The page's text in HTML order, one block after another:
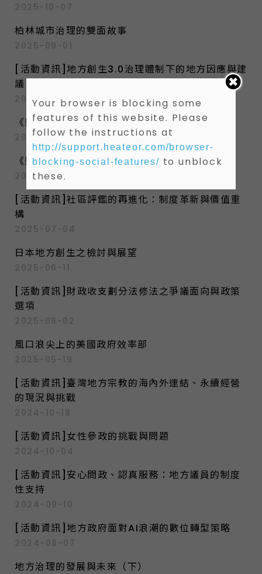
2025-10-07
柏林城市治理的雙面故事
2025-09-01
[活動資訊]地方創生3.0治理體制下的地方因應與建
議
2025-08-08
《財政收支劃分法》修法淺析（下）
2025-07-11
《財政收支劃分法》修法淺析（上）
2025-07-11
[活動資訊]社區評鑑的再進化：制度革新與價值重
構
2025-07-04
日本地方創生之檢討與展望
2025-06-11
[活動資訊]財政收支劃分法修法之爭議面向與政策
選項
2025-06-02
風口浪尖上的美國政府效率部
2025-05-19
[活動資訊]臺灣地方宗教的海內外連結、永續經營
的現況與挑戰
2024-10-18
[活動資訊]女性參政的挑戰與問題
2024-10-04
[活動資訊]安心問政、認真服務：地方議員的制度
性支持
2024-09-10
[活動資訊]地方政府面對AI浪潮的數位轉型策略
2024-08-07
地方治理的發展與未來（下）
Your browser is blocking some
features of this website. Please
follow the instructions at
http://support.heateor.com/browser-
blocking-social-features/ to unblock
these.